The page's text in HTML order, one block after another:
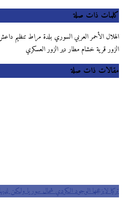
كلمات ذات صلة
الهلال الأحمر العربي السوري بلدة مراط تنظيم
الزور قرية خشام مطار دير الزور العسكري
مقالات ذات صلة
تركيا لايزعجها الوجود الكردي شمال سوريا ولكن لديها 3 خطوط حمر